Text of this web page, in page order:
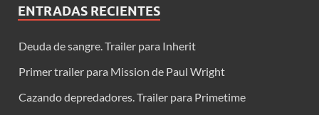
ENTRADAS RECIENTES
Deuda de sangre. Trailer para Inherit
Primer trailer para Mission de Paul Wright
Cazando depredadores. Trailer para Primetime